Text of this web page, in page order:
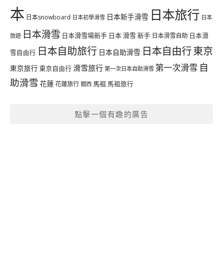
本 日本snowboard 日本初學滑雪 日本新手滑雪 日本旅行 日本
旅遊 日本滑雪 日本滑雪場新手 日本 滑雪 新手 日本滑雪自助 日本滑
雪自由行 日本自助旅行 日本自助滑雪 日本自由行東京
東京旅行 東京自由行 滑雪旅行 第一次日本自助滑雪 第一次滑雪 自
助滑雪 花蓮花蓮旅行 關西 馬祖 馬祖旅行
點擊一個有趣的廣告